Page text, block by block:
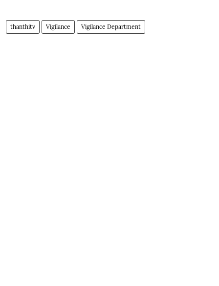
thanthitv Vigilance Vigilance Department